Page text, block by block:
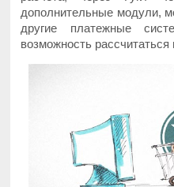
дополнительные модули,
другие платежные
возможность рассчитаться